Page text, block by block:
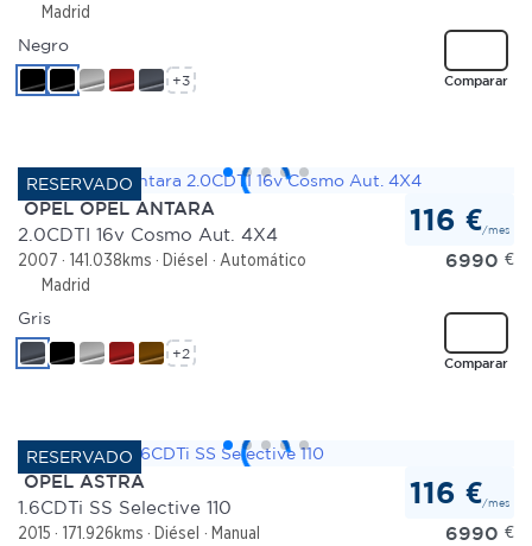
Madrid
Comparar
Negro
+3
OPEL OPEL ANTARA
2.0CDTI 16v Cosmo Aut. 4X4
2007 141.038kms Diésel
Automático
Madrid
116 €/mes
6990 €
Comparar
Gris
+2
OPEL ASTRA
1.6CDTi SS Selective 110
2015 171.926kms Diésel
Manual
116 €/mes
6990 €